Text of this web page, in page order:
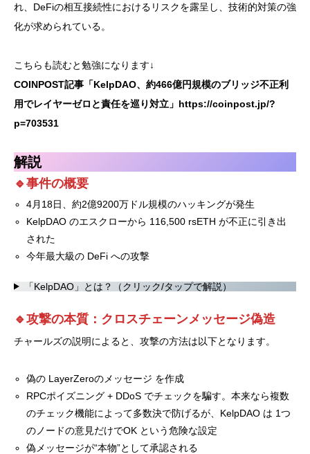
れ、DeFiの相互接続性におけるリスクを露呈し、技術的対策の強
化が求められている。
こちらも読むと勉強になります↓
COINPOST記事「KelpDAO、約466億円規模のブリッジ不正利
用でレイヤーゼロと責任を巡り対立」 https://coinpost.jp/?
p=703531
解説
🔹事件の概要
4月18日、約2億9200万ドル規模のハッキングが発生
KelpDAO のエスクローから 116,500 rsETH が不正に引き出
された
今年最大級の DeFi への攻撃
「KelpDAO」とは？（クリック/タップで解説）
🔹攻撃の本質：クロスチェーンメッセージ偽造
チャールズの説明によると、攻撃の方法は以下となります。
偽の LayerZeroのメッセージ を作成
RPCポイズニング + DDoS でチェックを騙す。本来なら複数
のチェック機能によって多数決で防げるが、KelpDAO は 1つ
のノードの意見だけでOK という危険な設定
偽メッセージが“本物”として承認される